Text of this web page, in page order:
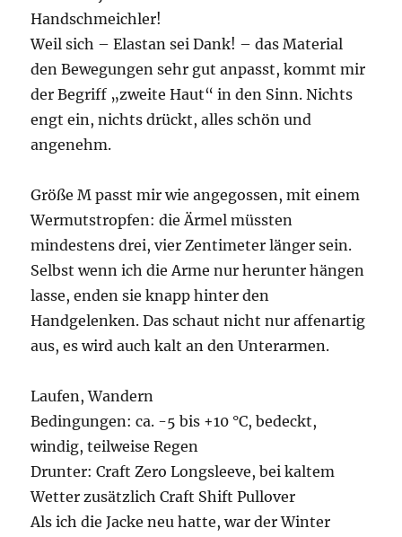
Handschmeichler!
Weil sich – Elastan sei Dank! – das Material
den Bewegungen sehr gut anpasst, kommt mir
der Begriff „zweite Haut“ in den Sinn. Nichts
engt ein, nichts drückt, alles schön und
angenehm.
Größe M passt mir wie angegossen, mit einem
Wermutstropfen: die Ärmel müssten
mindestens drei, vier Zentimeter länger sein.
Selbst wenn ich die Arme nur herunter hängen
lasse, enden sie knapp hinter den
Handgelenken. Das schaut nicht nur affenartig
aus, es wird auch kalt an den Unterarmen.
Laufen, Wandern
Bedingungen: ca. -5 bis +10 °C, bedeckt,
windig, teilweise Regen
Drunter: Craft Zero Longsleeve, bei kaltem
Wetter zusätzlich Craft Shift Pullover
Als ich die Jacke neu hatte, war der Winter